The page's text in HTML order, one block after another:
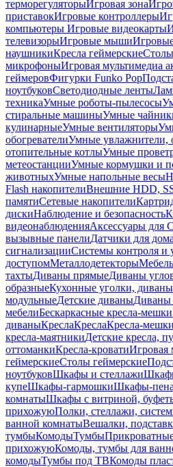
терморегуляторыИгровая зона
приставокИгровые контроллеры
компьютеры Игровые видеокарты
телевизорыИгровые мыши
наушникиКресла геймерские
микрофоныИгровая мультимедиа
геймеровФигурки Funko Pop
ноутбуковСветодиодные ленты
техникаУмные роботы-пылесосы
стиральные машиныУмные
кулинарныеУмные вентиляторы
обогревателиУмные увлажнители,
отопительные котлыУмные
метеостанцииУмные кормушки и
животныхУмные напольные весы
Flash накопителиВнешние HDD,
памятиСетевые накопители
дискиНаблюдение и безопасность
видеонаблюденияАксессуары для
вызывные панелиДатчики для дома
сигнализацииСистемы контроля и
доступомМеталлодетекторыМебель
тахтыДиваны прямыеДиваны
образныеКухонные уголки, диваны
модульныеДетские диваныДиваны
мебелиБескаркасные кресла-
диваныКреслаКреслаКресла-
кресла-маятникиДетские кресла,
оттоманкиКресла-кроватиИгровая
геймерскиеСтолы геймерские
ноутбуковШкафы и стеллажи
купеШкафы-гармошкиШкафы-
комнатыШкафы с витриной,
прихожуюПолки, стеллажи,
ванной комнатыВешалки,
тумбыКомодыТумбы
прихожуюКомоды, тумбы для
комодыТумбы под ТВКомоды